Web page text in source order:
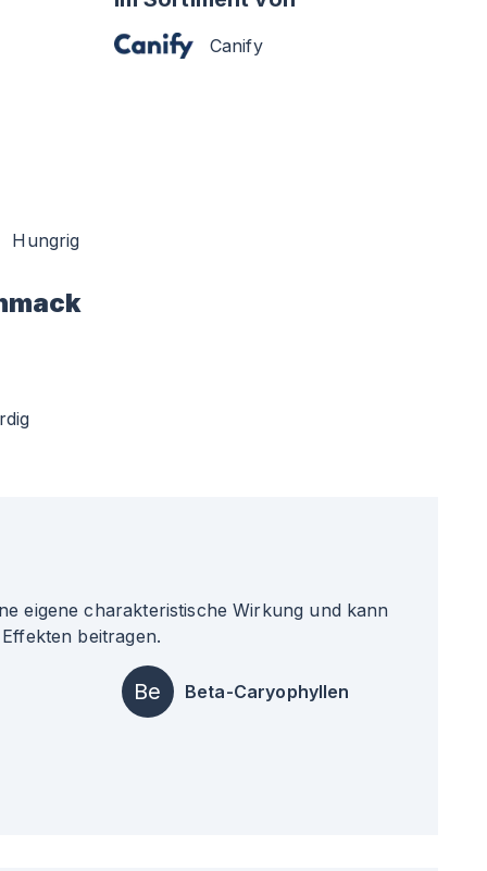
Canify
Hungrig
eigene charakteristische Wirkung und kann
beitragen.
Be Beta-Caryophyllen